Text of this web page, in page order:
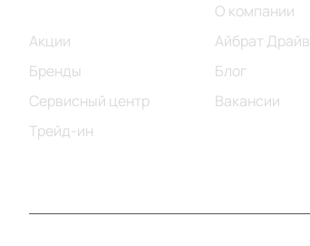
Акции
Бренды
Сервисный центр
Трейд-ин
О компании
Айбрат Драйв
Блог
Вакансии